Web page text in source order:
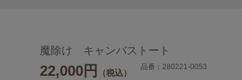
魔除け キャンバストート
22,000円 （税込）
品番：280221-0053